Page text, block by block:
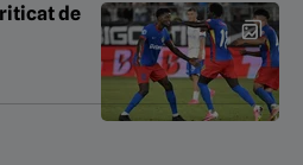
de